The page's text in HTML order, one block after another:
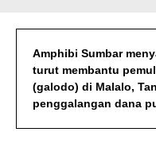
Amphibi Sumbar
turut membantu
(galodo) di Malalo,
penggalangan dana